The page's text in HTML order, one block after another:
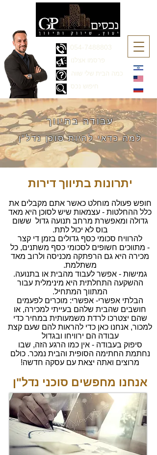
054-7488803
כמה הבית שלי שווה
פרסמו אצלנו
חיפוש נכס
עבודה בתיווך
למה כדאי להיותסוכן נדל"ן
יתרונות בתיווך דירות
חופש פעולה מוחלט כאשר אתם מקבלים את
כלל ההחלטות - עצמאות שיש לסוכן היא מאד
גדולה ומאפשרת מרחב תנועה גדול ששום
בוס לא יכול לתת.
להרוויח סכומי כסף גדולים בזמן די קצר
- מתווכים חשופים לסכומי כסף משתנים, כל
מכירה היא גם הרפתקה מכניסה ולרוב מאד
משתלמת.
גמישות - אפשר לעבוד מהבית או בתנועה.
ההשקעה התחלתית היא מינימלית עבור
המתווך המתחיל.
הבלתי אפשרי- אפשרי: מוכרים לפעמים
חושבים שהבית שלהם בעייתי למכירה, או
שהם יצטרכו לרדת משמעותית במחיר כדי
למכור, אנחנו כאן כדי להראות להם שעם קצת
עבודה הם ירוויחו ובגדול
סיפוק בעבודה - אין כמו הרגע הזה, שבו
נחתמת החתימה הסופית והבית נמכר. כולם
מרוצים ואתה יצאת עם עסקה חדשה!
אנחנו מחפשים סוכני נדל"ן